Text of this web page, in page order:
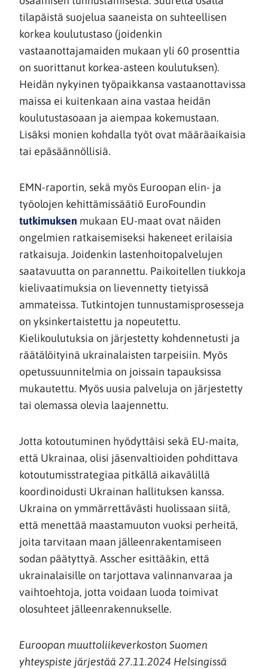
tilapäistä suojelua saaneista on suhteellisen
korkea koulutustaso (joidenkin
vastaanottajamaiden mukaan yli 60 prosenttia
on suorittanut korkea-asteen koulutuksen).
Heidän nykyinen työpaikkansa vastaanottavissa
maissa ei kuitenkaan aina vastaa heidän
koulutustasoaan ja aiempaa kokemustaan.
Lisäksi monien kohdalla työt ovat määräaikaisia
tai epäsäännöllisiä.
EMN-raportin, sekä myös Euroopan elin- ja
työolojen kehittämissäätiö EuroFoundin
tutkimuksen (siirryt
toiseen
palveluun)
mukaan EU-maat ovat näiden
ongelmien ratkaisemiseksi hakeneet erilaisia
ratkaisuja. Joidenkin lastenhoitopalvelujen
saatavuutta on parannettu. Paikoitellen tiukkoja
kielivaatimuksia on lievennetty tietyissä
ammateissa. Tutkintojen tunnustamisprosesseja
on yksinkertaistettu ja nopeutettu.
Kielikoulutuksia on järjestetty kohdennetusti ja
räätälöityinä ukrainalaisten tarpeisiin. Myös
opetussuunnitelmia on joissain tapauksissa
mukautettu. Myös uusia palveluja on järjestetty
tai olemassa olevia laajennettu.
Jotta kotoutuminen hyödyttäisi sekä EU-maita,
että Ukrainaa, olisi jäsenvaltioiden pohdittava
kotoutumisstrategiaa pitkällä aikavälillä
koordinoidusti Ukrainan hallituksen kanssa.
Ukraina on ymmärrettävästi huolissaan siitä,
että menettää maastamuuton vuoksi perheitä,
joita tarvitaan maan jälleenrakentamiseen
sodan päätyttyä. Asscher esittääkin, että
ukrainalaisille on tarjottava valinnanvaraa ja
vaihtoehtoja, jotta voidaan luoda toimivat
olosuhteet jälleenrakennukselle.
Euroopan muuttoliikeverkoston Suomen
yhteyspiste järjestää 27.11.2024 Helsingissä